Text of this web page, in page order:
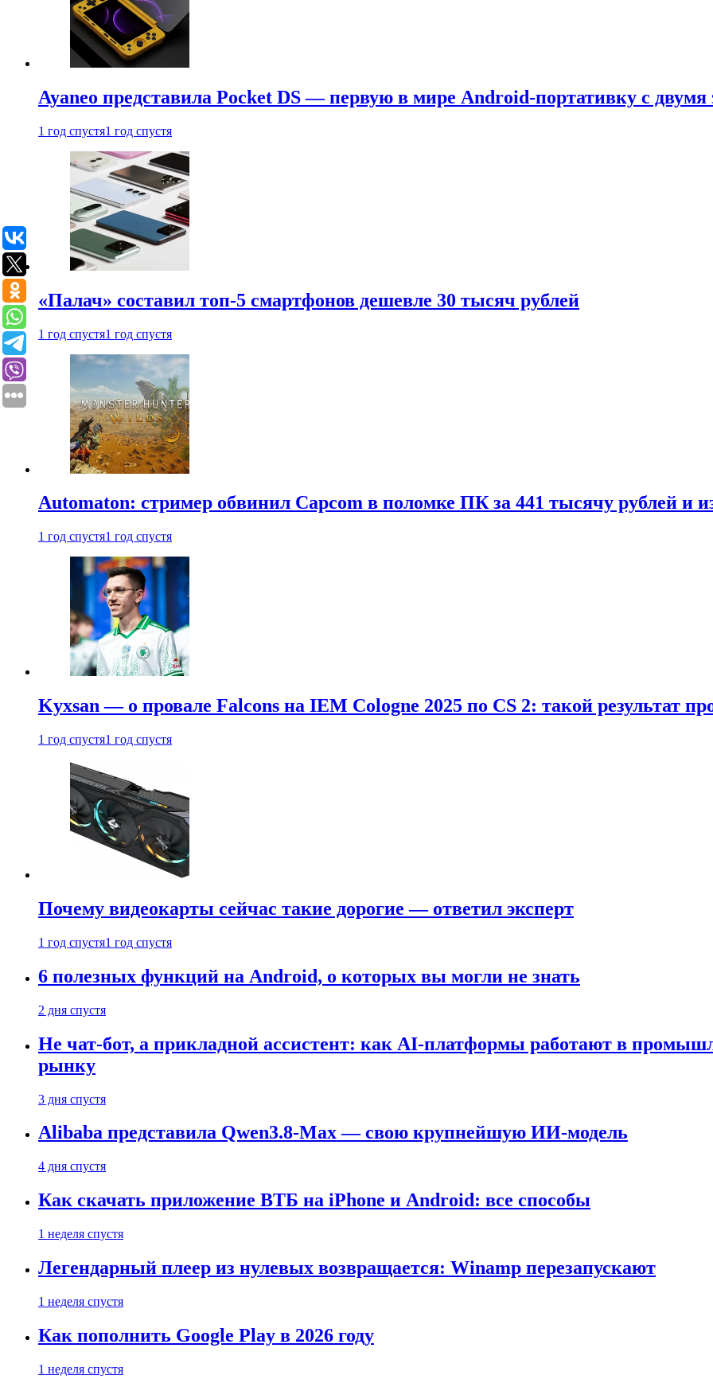
Ayaneo представила Pocket DS — первую в мире Android-портативку с двумя
1 год спустя1 год спустя
«Палач» составил топ-5 смартфонов дешевле 30 тысяч рублей
1 год спустя1 год спустя
Automaton: стример обвинил Capcom в поломке ПК за 441 тысячу рублей и
1 год спустя1 год спустя
Kyxsan — о провале Falcons на IEM Cologne 2025 по CS 2: такой результат
1 год спустя1 год спустя
Почему видеокарты сейчас такие дорогие — ответил эксперт
1 год спустя1 год спустя
6 полезных функций на Android, о которых вы могли не знать
2 дня спустя
Не чат-бот, а прикладной ассистент: как AI-платформы работают в
рынку
3 дня спустя
Alibaba представила Qwen3.8-Max — свою крупнейшую ИИ-модель
4 дня спустя
Как скачать приложение ВТБ на iPhone и Android: все способы
1 неделя спустя
Легендарный плеер из нулевых возвращается: Winamp перезапускают
1 неделя спустя
Как пополнить Google Play в 2026 году
1 неделя спустя